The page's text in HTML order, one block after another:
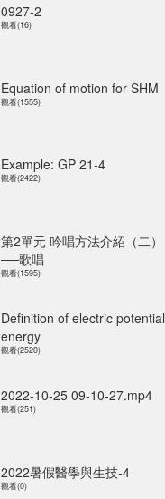
0927-2
觀看(16)
Equation of motion for SHM
觀看(1555)
Example: GP 21-4
觀看(2422)
第2單元 吟唱方法介紹（二）
──歌唱
觀看(1595)
Definition of electric potential
energy
觀看(2520)
2022-10-25 09-10-27.mp4
觀看(251)
2022暑假醫學與生技-4
觀看(0)